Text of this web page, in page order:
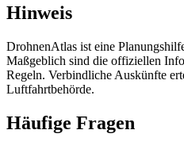
Hinweis
DrohnenAtlas ist eine
Maßgeblich sind die offiziellen
Regeln. Verbindliche Auskünfte
Luftfahrtbehörde.
Häufige Fragen